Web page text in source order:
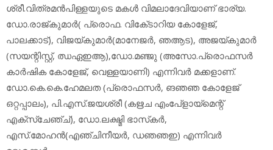
ശ്രീ.വിത്രമന്‍പിള്ളയുടെ മകള്‍ വിമലാദേവിയാണ് ഭാര്യ.
ഡോ.രാജ്കുമാര്‍( പ്രൊഫ. വികേ്ടാറിയ കോളേജ്,
പാലക്കാട്), വിജയ്കുമാര്‍(മാനേജര്‍, ഞആട), അജയ്കുമാര്‍
(സയന്റിസ്റ്റ്, ഝഏഇആ),ഡോ.മഞ്ജു (അസോ.പ്രൊഫസര്‍
കാര്‍ഷിക കോളേജ്, വെള്ളയാണി) എന്നിവര്‍ മക്കളാണ്.
ഡോ.കെ.കെ.ഹേമലത (പ്രൊഫസര്‍, ങഞഞ കോളേജ്
ഒറ്റപ്പാലം), പി.എസ്.ജയശ്രീ (കഋച എംപേ്‌ളായ്‌മെന്റ്
എക്‌സ്‌ചേഞ്ച്), ഡോ.ലക്ഷ്മി ഭാസ്‌കര്‍,
എസ്.മോഹന്‍(എഞ്ചിനീയര്‍, ഡഞഞഇ) എന്നിവര്‍